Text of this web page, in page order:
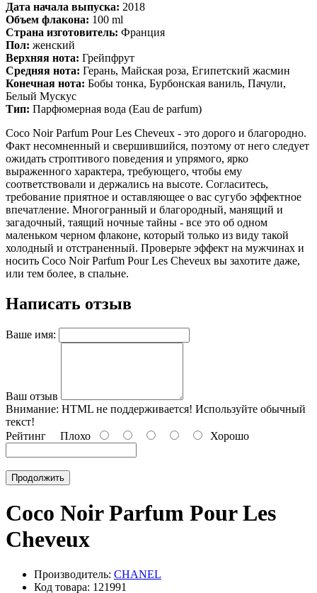
Дата начала выпуска: 2018
Объем флакона: 100 ml
Страна изготовитель: Франция
Пол: женский
Верхняя нота: Грейпфрут
Средняя нота: Герань, Майская роза, Египетский жасмин
Конечная нота: Бобы тонка, Бурбонская ваниль, Пачули,
Белый Мускус
Тип: Парфюмерная вода (Eau de parfum)
Сoco Noir Parfum Pour Les Cheveux - это дорого и благородно.
Факт несомненный и свершившийся, поэтому от него следует
ожидать строптивого поведения и упрямого, ярко
выраженного характера, требующего, чтобы ему
соответствовали и держались на высоте. Согласитесь,
требование приятное и оставляющее о вас сугубо эффектное
впечатление. Многогранный и благородный, манящий и
загадочный, таящий ночные тайны - все это об одном
маленьком черном флаконе, который только из виду такой
холодный и отстраненный. Проверьте эффект на мужчинах и
носить Coco Noir Parfum Pour Les Cheveux вы захотите даже,
или тем более, в спальне.
Написать отзыв
Ваше имя:
Ваш отзыв
Внимание: HTML не поддерживается! Используйте обычный
текст!
Рейтинг Плохо Хорошо
Продолжить
Coco Noir Parfum Pour Les
Cheveux
Производитель: CHANEL
Код товара: 121991